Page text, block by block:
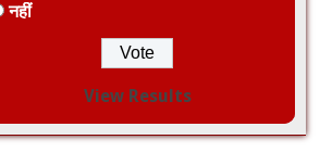
नहीं
View Results